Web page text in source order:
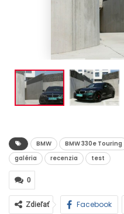
BMW BMW 330e Touring
galéria
recenzia test
0
Zdieľať Facebook